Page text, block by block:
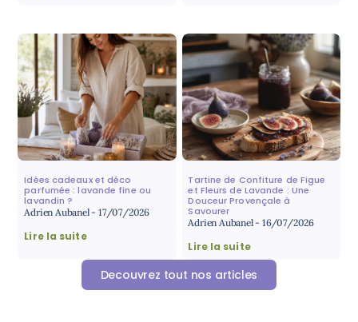
Idées cadeaux et déco
parfumée : lavande fine ou
lavandin ?
Adrien Aubanel 17/07/2026
Lire la suite
Tartine de Confiture de Figue
et Fleurs de Lavande : Une
Douceur Provençale à
Savourer
Adrien Aubanel 16/07/2026
Lire la suite
Decouvrez tout nos articles